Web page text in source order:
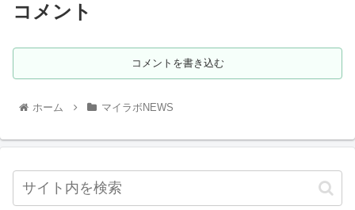
コメント
コメントを書き込む
ホーム マイラボNEWS